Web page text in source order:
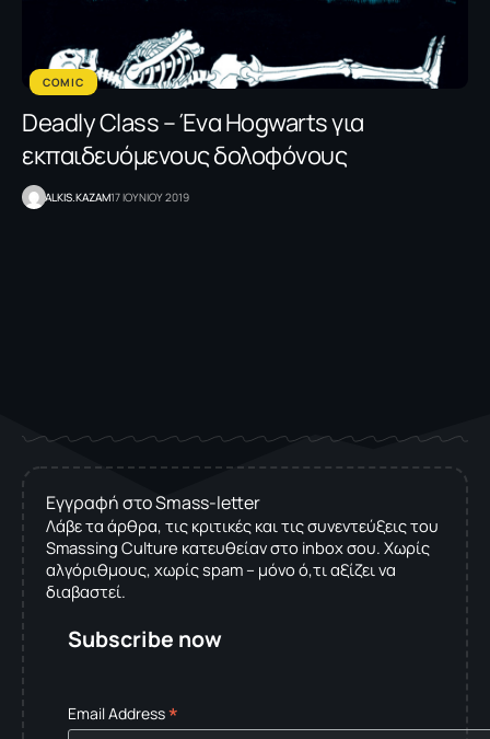
COMIC
Deadly Class – Ένα Hogwarts για
εκπαιδευόμενους δολοφόνους
ALKIS.KAZAM17 ΙΟΥΝΙΟΥ 2019
Εγγραφή στο Smass-letter
Λάβε τα άρθρα, τις κριτικές και τις συνεντεύξεις του
Smassing Culture κατευθείαν στο inbox σου. Χωρίς
αλγόριθμους, χωρίς spam – μόνο ό,τι αξίζει να
διαβαστεί.
Subscribe now
Email Address*